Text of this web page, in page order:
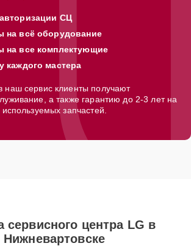
СЦ
на всё оборудование
на все комплектующие
каждого мастера
сервис клиенты получают
а также гарантию до 2-3 лет на
запчастей.
сервисного центра LG в
Нижневартовске